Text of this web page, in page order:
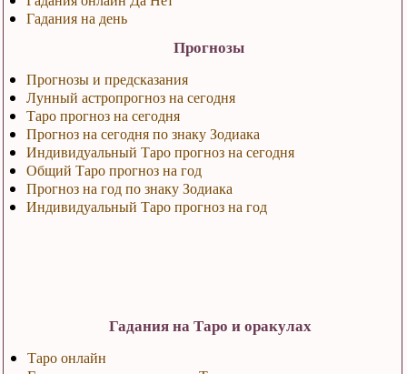
Гадания на день
Прогнозы
Прогнозы и предсказания
Лунный астропрогноз на сегодня
Таро прогноз на сегодня
Прогноз на сегодня по знаку Зодиака
Индивидуальный Таро прогноз на сегодня
Общий Таро прогноз на год
Прогноз на год по знаку Зодиака
Индивидуальный Таро прогноз на год
Гадания на Таро и оракулах
Таро онлайн